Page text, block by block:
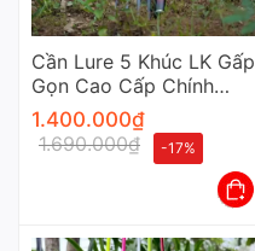
Cần Lure 5 Khúc LK Gấp
Gọn Cao Cấp Chính
Hãng
1.400.000₫
1.690.000₫ -17%